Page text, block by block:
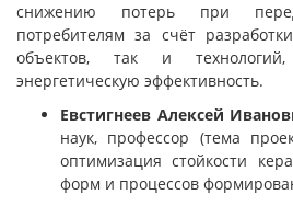
снижению потерь при
потребителям за счёт
объектов, так и
энергетическую эффективность.
Евстигнеев Алексей
наук, профессор (тема
оптимизация стойкости
форм и процессов